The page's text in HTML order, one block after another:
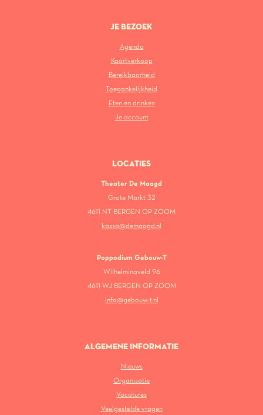
JE BEZOEK
Agenda
Kaartverkoop
Bereikbaarheid
Toegankelijkheid
Eten en drinken
Je account
LOCATIES
Theater De Maagd
Grote Markt 32
4611 NT BERGEN OP ZOOM
kassa@demaagd.nl
Poppodium Gebouw-T
Wilhelminaveld 96
4611 WJ BERGEN OP ZOOM
info@gebouw-t.nl
ALGEMENE INFORMATIE
Nieuws
Organisatie
Vacatures
Veelgestelde vragen